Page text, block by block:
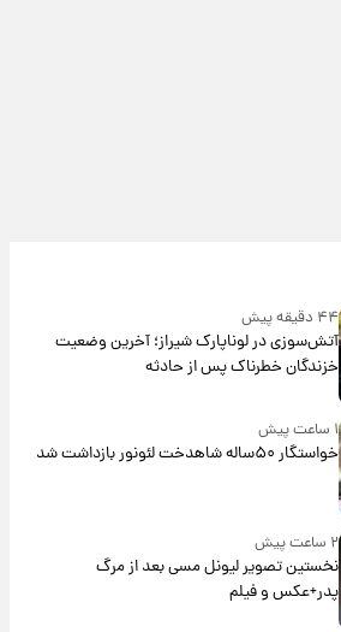
۴۴ دقیقه پیش
آتش‌سوزی در لوناپارک شیراز؛ آخرین وضعیت
خزندگان خطرناک پس از حادثه
۱ ساعت پیش
خواستگار ۵۰ساله شاهدخت لئونور بازداشت شد
۲ ساعت پیش
نخستین تصویر لیونل مسی بعد از مرگ
پدر+عکس و فیلم